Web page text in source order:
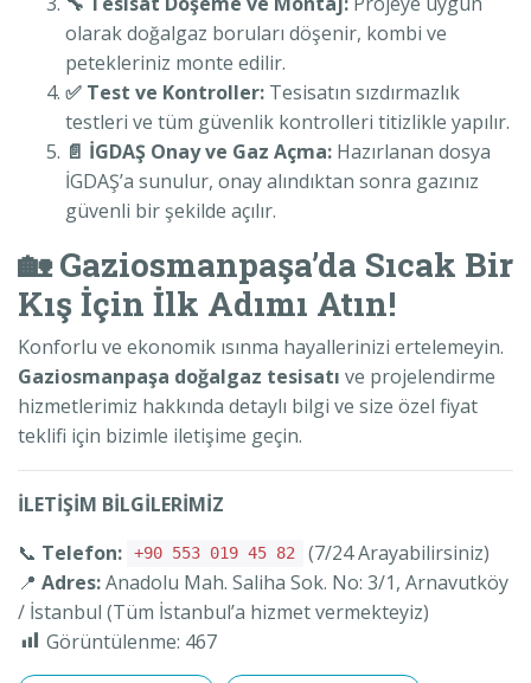
olarak doğalgaz boruları döşenir, kombi ve
petekleriniz monte edilir.
✅ Test ve Kontroller: Tesisatın sızdırmazlık
testleri ve tüm güvenlik kontrolleri titizlikle yapılır.
📄 İGDAŞ Onay ve Gaz Açma: Hazırlanan dosya
İGDAŞ’a sunulur, onay alındıktan sonra gazınız
güvenli bir şekilde açılır.
🏡 Gaziosmanpaşa’da Sıcak Bir
Kış İçin İlk Adımı Atın!
Konforlu ve ekonomik ısınma hayallerinizi ertelemeyin.
Gaziosmanpaşa doğalgaz tesisatı ve projelendirme
hizmetlerimiz hakkında detaylı bilgi ve size özel fiyat
teklifi için bizimle iletişime geçin.
İLETİŞİM BİLGİLERİMİZ
📞 Telefon: +90 553 019 45 82
(7/24 Arayabilirsiniz)
📍 Adres:Anadolu Mah. Saliha Sok. No: 3/1, Arnavutköy
/ İstanbul (Tüm İstanbul’a hizmet vermekteyiz)
Görüntülenme: 467